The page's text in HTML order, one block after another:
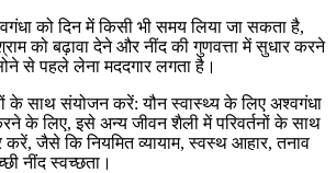
को दिन में किसी भी समय लिया जा सकता है,
को बढ़ावा देने और नींद की गुणवत्ता में सुधार करने
से पहले लेना मददगार लगता है।
के साथ संयोजन करें: यौन स्वास्थ्य के लिए अश्वगंधा
के लिए, इसे अन्य जीवन शैली में परिवर्तनों के साथ
करें, जैसे कि नियमित व्यायाम, स्वस्थ आहार, तनाव
नींद स्वच्छता।